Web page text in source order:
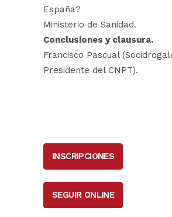
España?
Ministerio de Sanidad.
Conclusiones y clausura.
Francisco Pascual
Presidente del CNPT).
INSCRIPCIONES
SEGUIR ONLINE